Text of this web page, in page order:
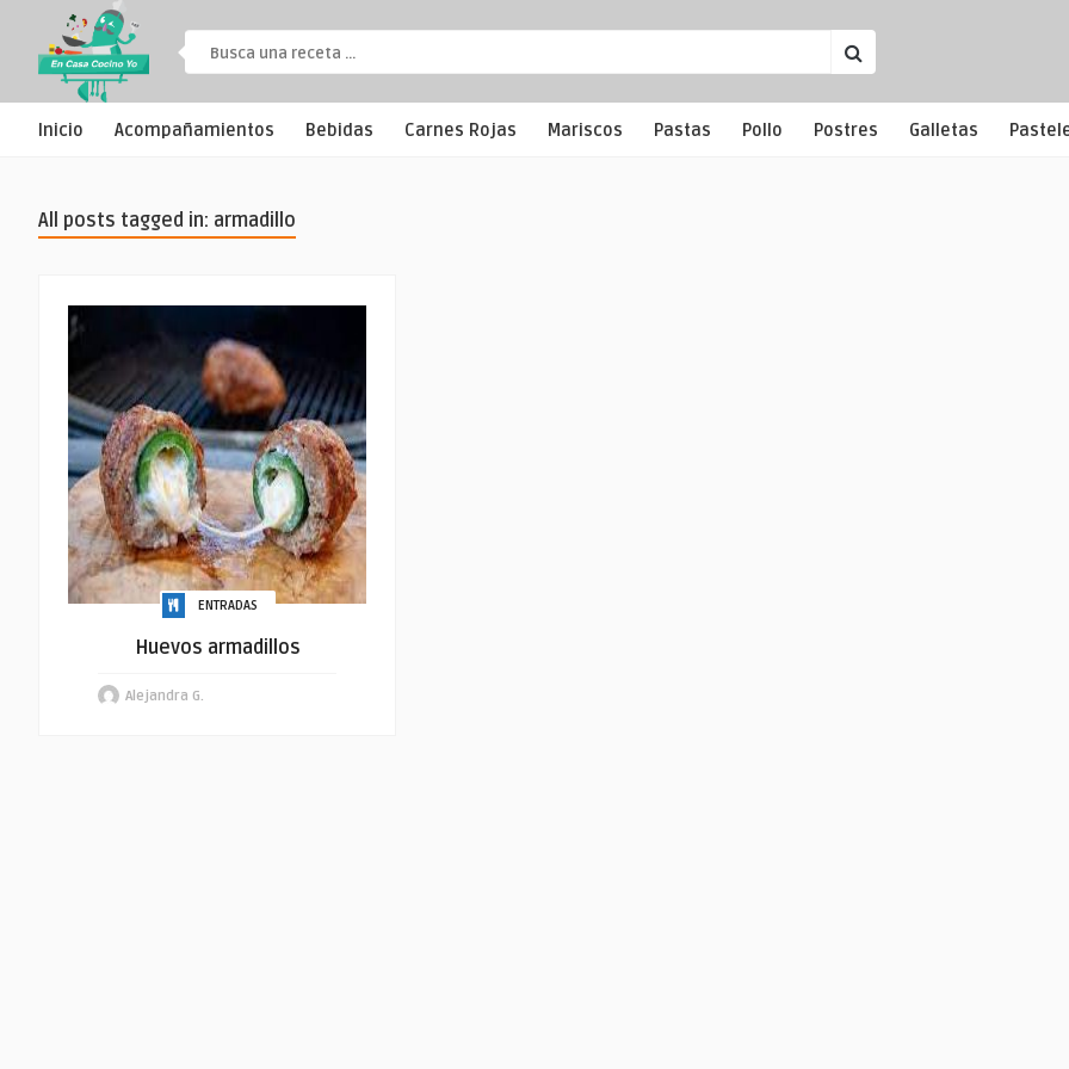
Inicio Acompañamientos Bebidas Carnes Rojas Mariscos Pastas Pollo Postres Galletas
All posts tagged in: armadillo
ENTRADAS
Huevos armadillos
Alejandra G.